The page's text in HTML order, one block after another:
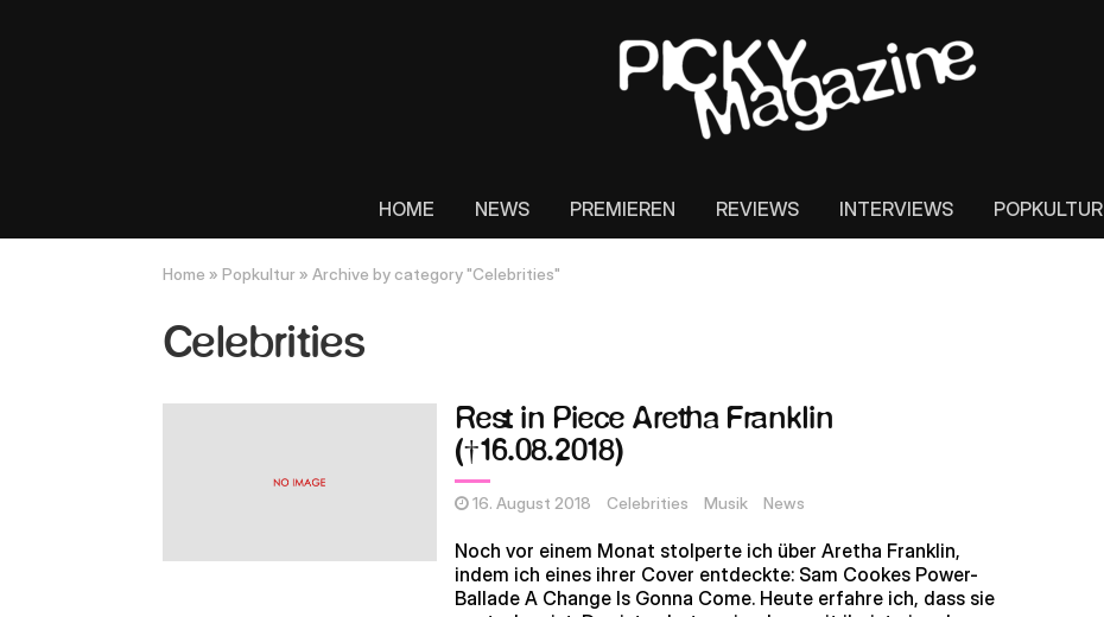
HOME NEWS PREMIEREN REVIEWS INTERVIEWS POPKULTUR
Home » Popkultur » Archive by category "Celebrities"
Celebrities
Rest in Piece Aretha Franklin
(†16.08.2018)
16. August 2018 Celebrities Musik News
Noch vor einem Monat stolperte ich über Aretha Franklin,
indem ich eines ihrer Cover entdeckte: Sam Cookes Power-
Ballade A Change Is Gonna Come. Heute erfahre ich, dass sie